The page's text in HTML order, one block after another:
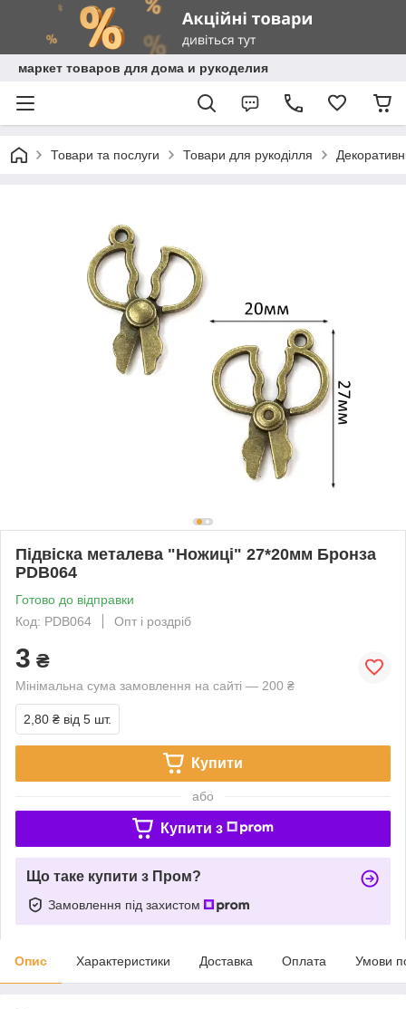
маркет товаров для дома и рукоделия
Товари та послуги Товари для рукоділля
Підвіска металева "Ножиці" 27*20мм Бронза
PDB064
Готово до відправки
Код: PDB064
Опт і роздріб
3 ₴
Мінімальна сума замовлення на сайті — 200 ₴
2,80 ₴ від 5 шт.
Купити
або
Купити з
Що таке купити з Пром?
Замовлення під захистом
Опис Характеристики Доставка Оплата Умови